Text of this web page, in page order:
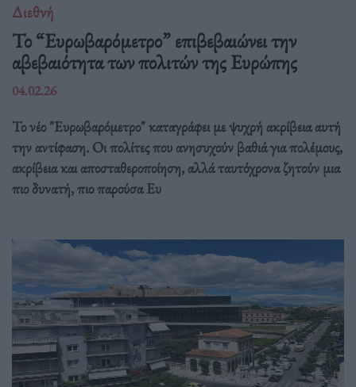
Διεθνή
Το “Ευρωβαρόμετρο” επιβεβαιώνει την
αβεβαιότητα των πολιτών της Ευρώπης
04.02.26
Το νέο "Ευρωβαρόμετρο" καταγράφει με ψυχρή ακρίβεια αυτή
την αντίφαση. Oι πολίτες που ανησυχούν βαθιά για πολέμους,
ακρίβεια και αποσταθεροποίηση, αλλά ταυτόχρονα ζητούν μια
πιο δυνατή, πιο παρούσα Ευ